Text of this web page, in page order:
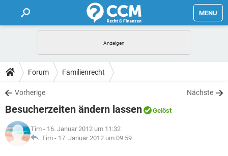
MENU
FORUM
TIPPS
Forum Familienrecht
Vorherige Nächste
Besucherzeiten ändern lassen Gelöst
Tim - 16. Januar 2012 um 11:32
Tim - 17. Januar 2012 um 09:59